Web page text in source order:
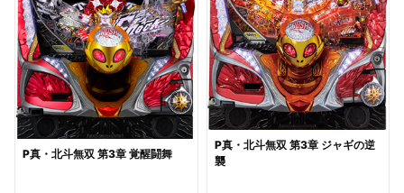
P真・北斗無双 第3章 覚醒闘舞
P真・北斗無双 第3章 ジャギの逆
襲